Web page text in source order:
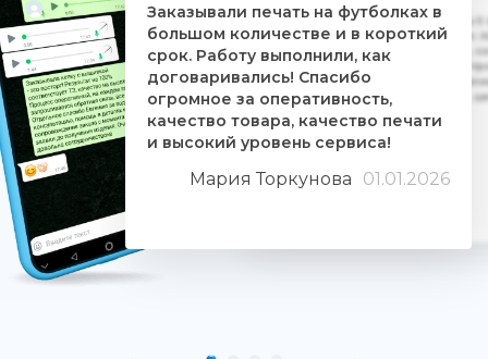
Заказывали печать на футболках в
большом количестве и в короткий
срок. Работу выполнили, как
договаривались! Спасибо
огромное за оперативность,
качество товара, качество печати
и высокий уровень сервиса!
Мария Торкунова 01.01.2026
Дочке на 18-летие решили заказать
ребятам. Времени было всего сутки.
взялись за работу, сделали макеты,
Огромное им спасибо. Дочка была
знают свое дело и отдаются ему
людьми. Качество печати